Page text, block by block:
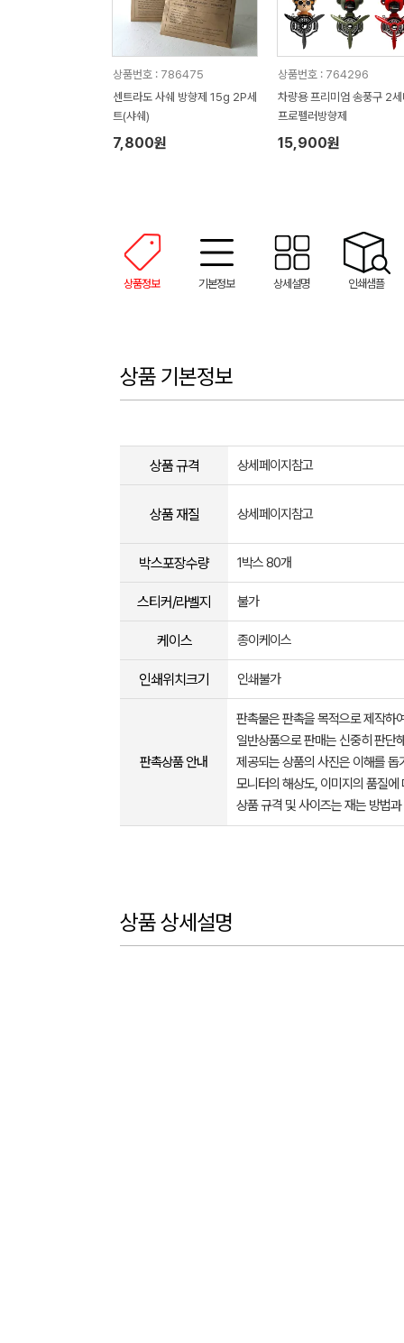
상품번호 : 786475
센트라도 사쉐 방향제 15g 2P세
트(샤쉐)
7,800원
상품번호 : 764296
차량용 프리미엄 송풍구 2세
프로펠러방향제
15,900원
상품정보 기본정보 상세설명 인쇄샘플
상품 기본정보
상품 규격 상세페이지참고
상품 재질 상세페이지참고
박스포장수량 1박스 80개
스티커/라벨지 불가
케이스 종이케이스
인쇄위치크기 인쇄불가
판촉상품 안내
판촉물은 판촉을 목적으로 제작하
일반상품으로 판매는 신중히 판단
제공되는 상품의 사진은 이해를
모니터의 해상도, 이미지의 품질
상품 규격 및 사이즈는 재는 방법
상품 상세설명